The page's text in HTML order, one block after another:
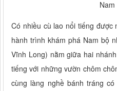
Nam
Có nhiều cù lao nổi tiếng được
hành trình khám phá Nam bộ
Vĩnh Long) nằm giữa hai
tiếng với những vườn chôm
cùng làng nghề bánh tráng